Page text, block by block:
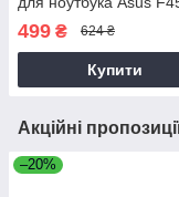
F550C
499 ₴ 624 ₴
Купити
Акційні
–20%